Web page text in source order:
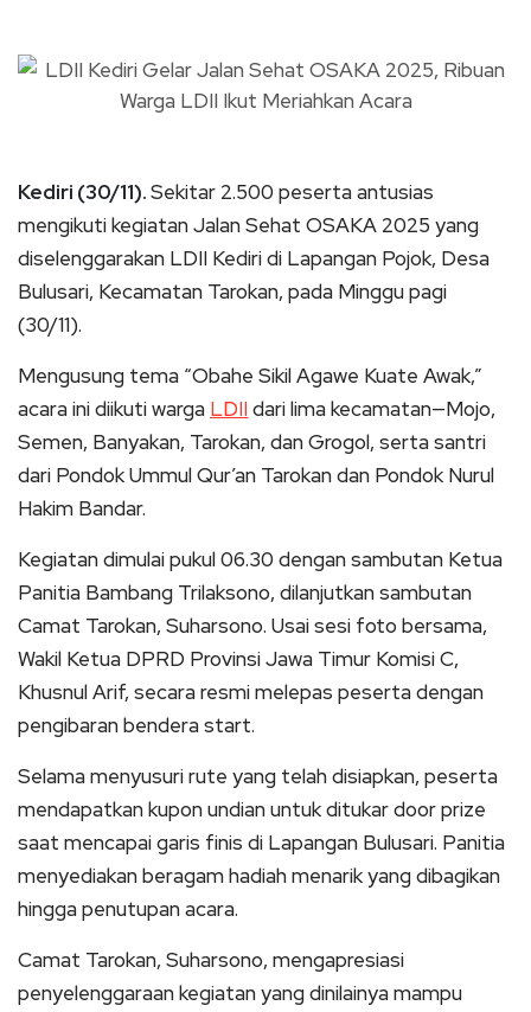
Kediri (30/11).Sekitar 2.500 peserta antusias
mengikuti kegiatan Jalan Sehat OSAKA 2025 yang
diselenggarakan LDII Kediri di Lapangan Pojok, Desa
Bulusari, Kecamatan Tarokan, pada Minggu pagi
(30/11).
Mengusung tema “Obahe Sikil Agawe Kuate Awak,”
acara ini diikuti warga LDIIdari lima kecamatan—Mojo,
Semen, Banyakan, Tarokan, dan Grogol, serta santri
dari Pondok Ummul Qur’an Tarokan dan Pondok Nurul
Hakim Bandar.
Kegiatan dimulai pukul 06.30 dengan sambutan Ketua
Panitia Bambang Trilaksono, dilanjutkan sambutan
Camat Tarokan, Suharsono. Usai sesi foto bersama,
Wakil Ketua DPRD Provinsi Jawa Timur Komisi C,
Khusnul Arif, secara resmi melepas peserta dengan
pengibaran bendera start.
Selama menyusuri rute yang telah disiapkan, peserta
mendapatkan kupon undian untuk ditukar door prize
saat mencapai garis finis di Lapangan Bulusari. Panitia
menyediakan beragam hadiah menarik yang dibagikan
hingga penutupan acara.
Camat Tarokan, Suharsono, mengapresiasi
penyelenggaraan kegiatan yang dinilainya mampu